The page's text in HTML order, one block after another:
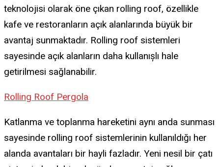
teknolojisi olarak öne çıkan rolling roof, özellikle
kafe ve restoranların açık alanlarında büyük bir
avantaj sunmaktadır. Rolling roof sistemleri
sayesinde açık alanların daha kullanışlı hale
getirilmesi sağlanabilir.
Rolling Roof Pergola
Katlanma ve toplanma hareketini aynı anda sunması
sayesinde rolling roof sistemlerinin kullanıldığı her
alanda avantaları bir hayli fazladır. Yeni nesil bir çatı